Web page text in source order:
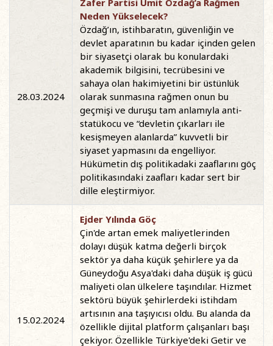
28.03.2024
Zafer Partisi Ümit Özdağ’a Rağmen
Neden Yükselecek?
Özdağ’ın, istihbaratın, güvenliğin ve
devlet aparatının bu kadar içinden gelen
bir siyasetçi olarak bu konulardaki
akademik bilgisini, tecrübesini ve
sahaya olan hakimiyetini bir üstünlük
olarak sunmasına rağmen onun bu
geçmişi ve duruşu tam anlamıyla anti-
statükocu ve “devletin çıkarları ile
kesişmeyen alanlarda” kuvvetli bir
siyaset yapmasını da engelliyor.
Hükümetin dış politikadaki zaaflarını göç
politikasındaki zaafları kadar sert bir
dille eleştirmiyor.
15.02.2024
Ejder Yılında Göç
Çin'de artan emek maliyetlerinden
dolayı düşük katma değerli birçok
sektör ya daha küçük şehirlere ya da
Güneydoğu Asya'daki daha düşük iş gücü
maliyeti olan ülkelere taşındılar. Hizmet
sektörü büyük şehirlerdeki istihdam
artısının ana taşıyıcısı oldu. Bu alanda da
özellikle dijital platform çalışanları başı
çekiyor. Özellikle Türkiye'deki Getir ve